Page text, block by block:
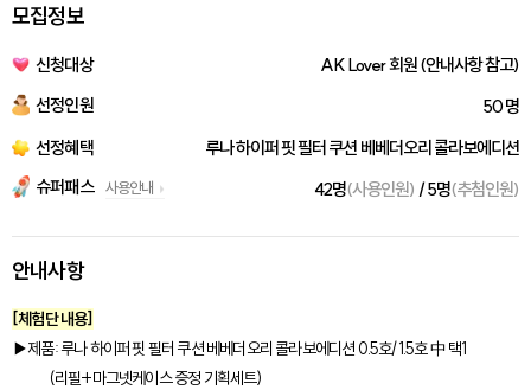
모집정보
신청대상
AK Lover 회원 (안내사항 참고)
선정인원
50 명
선정혜택
루나 하이퍼 핏 필터 쿠션 베베더오리 콜라보에디션
슈퍼패스
사용안내 42명(사용인원) / 5명(추첨인원)
안내사항
[체험단 내용]
▶제품:루나 하이퍼 핏 필터 쿠션 베베더오리 콜라보에디션 0.5호/1.5호 中 택1
(리필+마그넷케이스 증정 기획세트)